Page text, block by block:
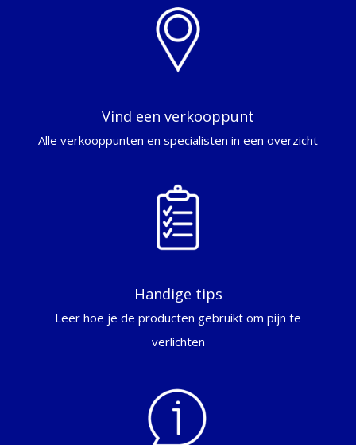
Vind een verkooppunt
Alle verkooppunten en specialisten in een overzicht
Handige tips
Leer hoe je de producten gebruikt om pijn te
verlichten